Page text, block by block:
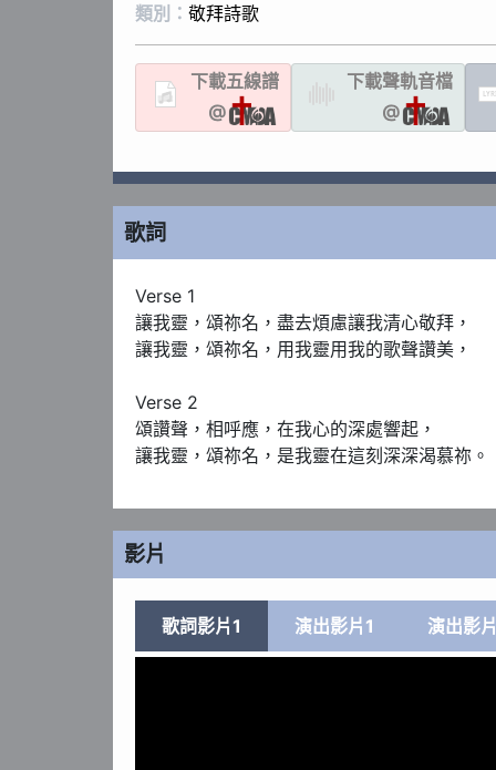
類別： 敬拜詩歌
下載五線譜
@
下載聲軌音檔
@
歌詞
Verse 1
讓我靈，頌祢名，盡去煩慮讓我清心敬拜，
讓我靈，頌祢名，用我靈用我的歌聲讚美，
Verse 2
頌讚聲，相呼應，在我心的深處響起，
讓我靈，頌祢名，是我靈在這刻深深渴慕祢。
影片
歌詞影片1 演出影片1 演出影